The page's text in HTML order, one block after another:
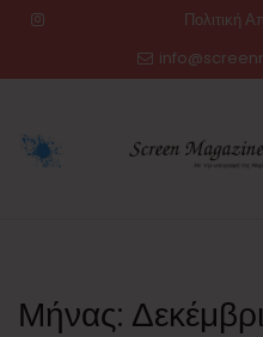
Πολιτική
Μήνας: